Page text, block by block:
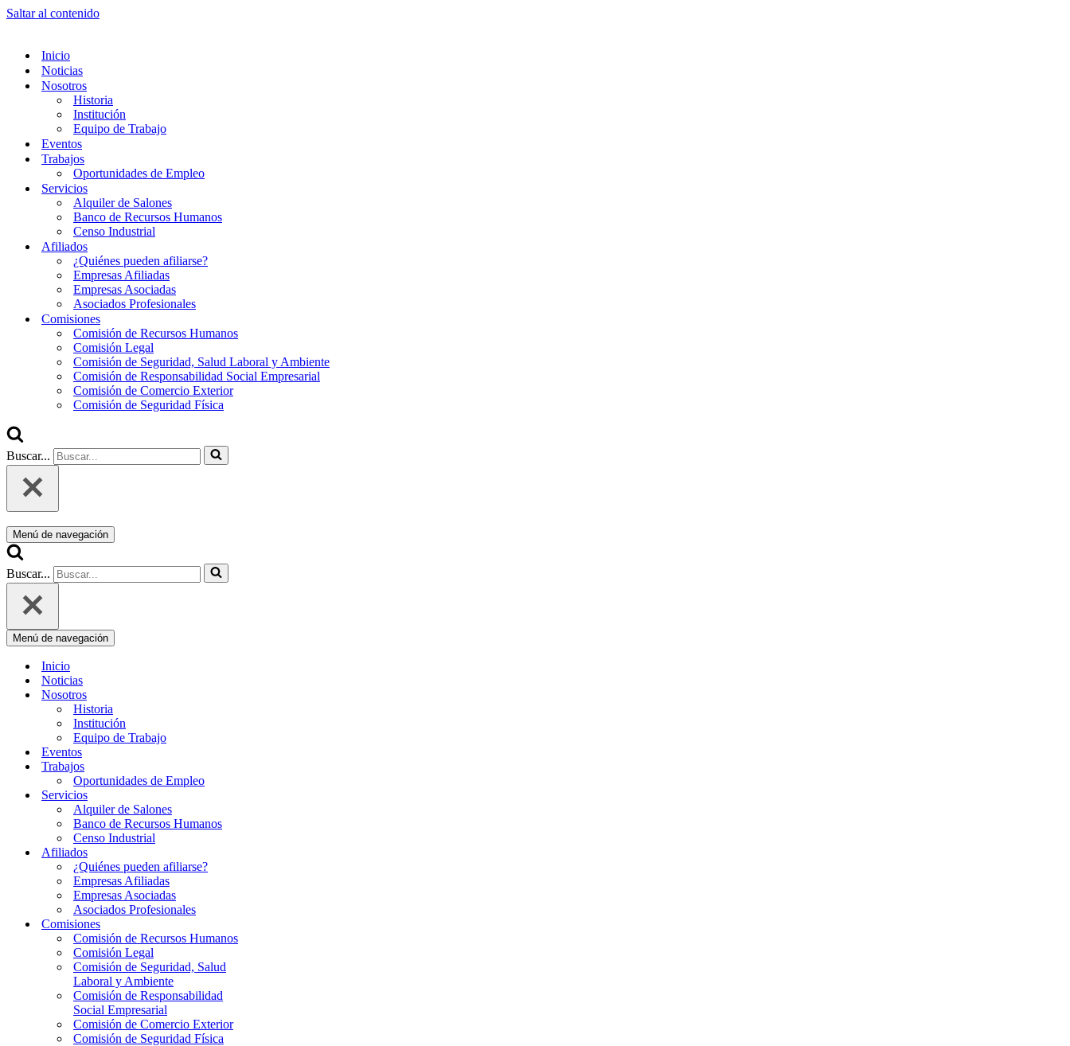
Saltar al contenido
Inicio
Noticias
Nosotros
Historia
Institución
Equipo de Trabajo
Eventos
Trabajos
Oportunidades de Empleo
Servicios
Alquiler de Salones
Banco de Recursos Humanos
Censo Industrial
Afiliados
¿Quiénes pueden afiliarse?
Empresas Afiliadas
Empresas Asociadas
Asociados Profesionales
Comisiones
Comisión de Recursos Humanos
Comisión Legal
Comisión de Seguridad, Salud Laboral y Ambiente
Comisión de Responsabilidad Social Empresarial
Comisión de Comercio Exterior
Comisión de Seguridad Física
Buscar...
Menú de navegación
Buscar...
Menú de navegación
Inicio
Noticias
Nosotros
Historia
Institución
Equipo de Trabajo
Eventos
Trabajos
Oportunidades de Empleo
Servicios
Alquiler de Salones
Banco de Recursos Humanos
Censo Industrial
Afiliados
¿Quiénes pueden afiliarse?
Empresas Afiliadas
Empresas Asociadas
Asociados Profesionales
Comisiones
Comisión de Recursos Humanos
Comisión Legal
Comisión de Seguridad, Salud
Laboral y Ambiente
Comisión de Responsabilidad
Social Empresarial
Comisión de Comercio Exterior
Comisión de Seguridad Física